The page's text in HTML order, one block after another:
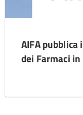
AIFA pubblica
dei Farmaci